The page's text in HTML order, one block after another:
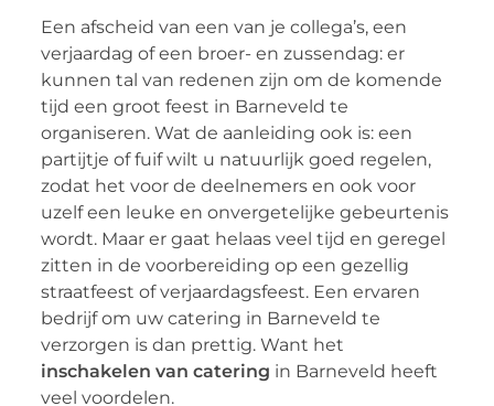
Een afscheid van een van je collega’s, een
verjaardag of een broer- en zussendag: er
kunnen tal van redenen zijn om de komende
tijd een groot feest in Barneveld te
organiseren. Wat de aanleiding ook is: een
partijtje of fuif wilt u natuurlijk goed regelen,
zodat het voor de deelnemers en ook voor
uzelf een leuke en onvergetelijke gebeurtenis
wordt. Maar er gaat helaas veel tijd en geregel
zitten in de voorbereiding op een gezellig
straatfeest of verjaardagsfeest. Een ervaren
bedrijf om uw catering in Barneveld te
verzorgen is dan prettig. Want het
inschakelen van catering in Barneveld heeft
veel voordelen.